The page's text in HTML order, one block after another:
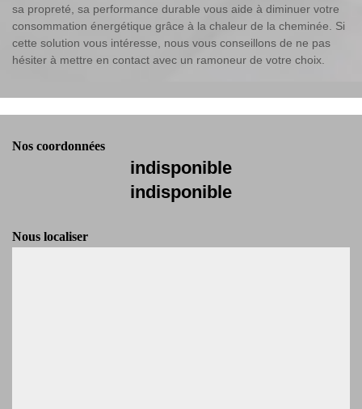
sa propreté, sa performance durable vous aide à diminuer votre
consommation énergétique grâce à la chaleur de la cheminée. Si
cette solution vous intéresse, nous vous conseillons de ne pas
hésiter à mettre en contact avec un ramoneur de votre choix.
Nos coordonnées
indisponible
indisponible
Nous localiser